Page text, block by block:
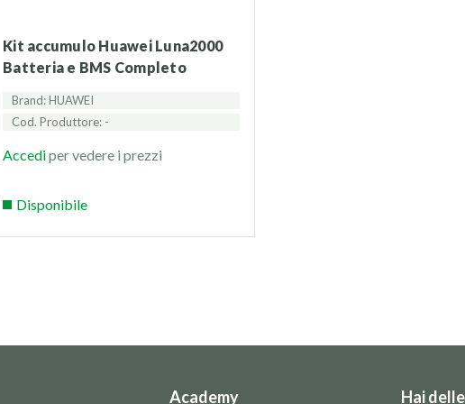
Kit accumulo Huawei Luna2000
Batteria e BMS Completo
Brand: HUAWEI
Cod. Produttore: -
Accediper vedere i prezzi
Disponibile
Academy Hai